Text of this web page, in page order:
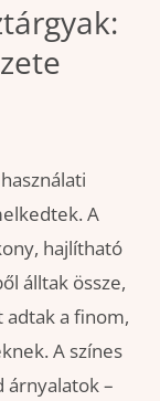
A
hajlítható
álltak össze,
a finom,
A színes
árnyalatok –